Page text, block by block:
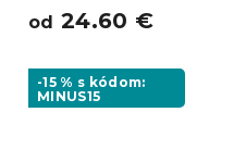
od 24.60 €
-15 % s kódom:
MINUS15